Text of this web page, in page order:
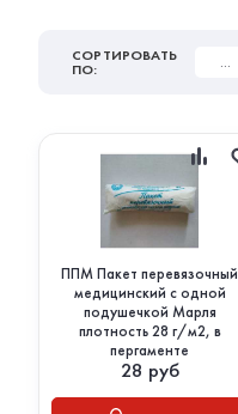
СОРТИРОВАТЬ
ПО: ...
ППМ Пакет перевязочный
медицинский с одной
подушечкой Марля
плотность 28 г/м2, в
пергаменте
28 руб